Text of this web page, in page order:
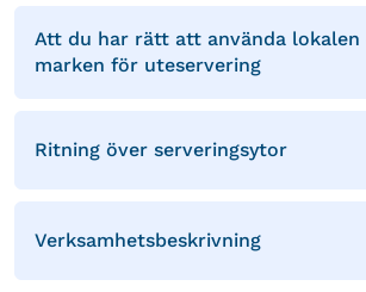
Att du har rätt att använda lokalen
marken för uteservering
Ritning över serveringsytor
Verksamhetsbeskrivning